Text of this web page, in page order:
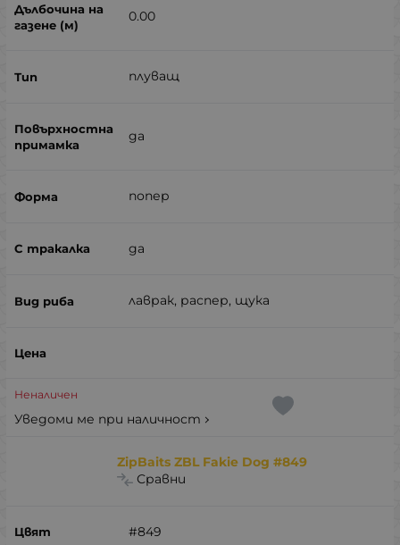
0.00
плуващ
да
попер
да
лаврак, распер, щука
Неналичен
Уведоми ме при наличност
ZipBaits ZBL Fakie Dog #849
Сравни
#849